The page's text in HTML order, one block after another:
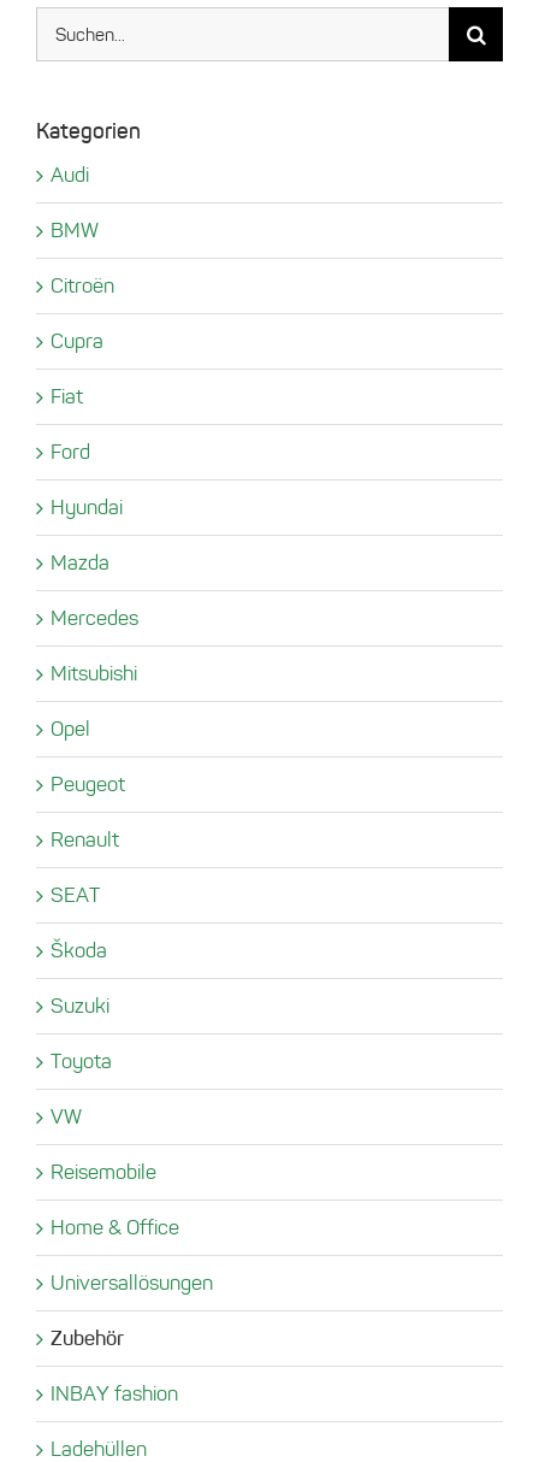
Kategorien
Audi
BMW
Citroën
Cupra
Fiat
Ford
Hyundai
Mazda
Mercedes
Mitsubishi
Opel
Peugeot
Renault
SEAT
Škoda
Suzuki
Toyota
VW
Reisemobile
Home & Office
Universallösungen
Zubehör
INBAY fashion
Ladehüllen